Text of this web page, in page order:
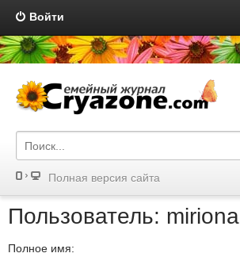
Войти
Полная версия сайта
Пользователь: miriona
Полное имя: